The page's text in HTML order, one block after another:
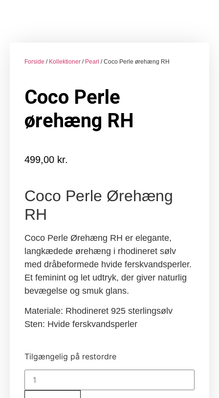
Forside / Kollektioner / Pearl / Coco Perle ørehæng RH
Coco Perle
ørehæng RH
499,00 kr.
Coco Perle Ørehæng
RH
Coco Perle Ørehæng RH er elegante,
langkædede ørehæng i rhodineret sølv
med dråbeformede hvide ferskvandsperler.
Et feminint og let udtryk, der giver naturlig
bevægelse og smuk glans.
Materiale: Rhodineret 925 sterlingsølv
Sten: Hvide ferskvandsperler
Tilgængelig på restordre
Coco
Perle
ørehæng